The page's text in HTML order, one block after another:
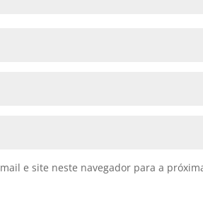
e site neste navegador para a